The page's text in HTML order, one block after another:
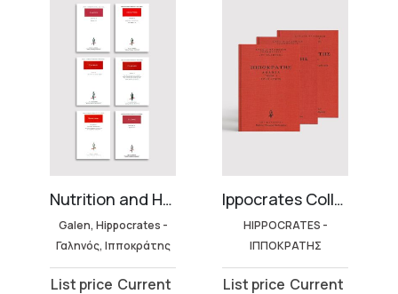
Nutrition and Health Collection (6 volumes)
Galen, Hippocrates -
Γαληνός, Ιπποκράτης
Original
Current
Ippocrates Collection – Hardbound Edition
HIPPOCRATES -
ΙΠΠΟΚΡΑΤΗΣ
Original
Current